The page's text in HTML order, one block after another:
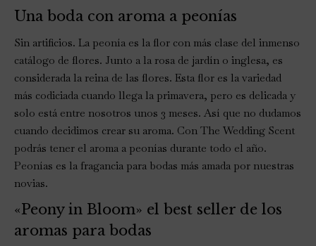
Una boda con aroma a peonías
Sin artificios. La peonía es la flor con más clase del inmenso
catálogo de flores. Junto a la rosa de jardín o inglesa, es
considerada la reina de las flores. Esta flor es la variedad
más codiciada cuando llega la primavera, pero es delicada y
solo está entre nosotros unos 3 meses. Así que no dudamos
cuando decidimos crear su aroma. Con The Wedding Scent
podrás tener el aroma a peonías durante todo el año.
Peonías es la fragancia para bodas más amada por nuestras
novias.
«Peony in Bloom» el best seller de los
aromas para bodas